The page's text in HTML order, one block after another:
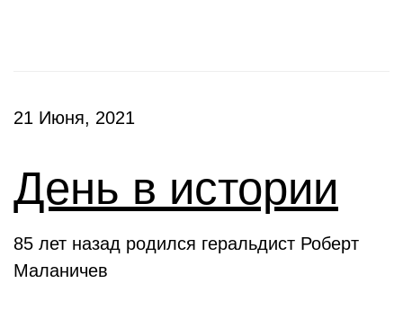
21 Июня, 2021
День в истории
85 лет назад родился геральдист Роберт
Маланичев